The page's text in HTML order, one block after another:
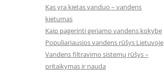
Kas yra kietas vanduo – vandens
kietumas
Kaip pagerinti geriamo vandens kokybę
Populiariausios vandens rūšys Lietuvoje
Vandens filtravimo sistemų rūšys –
pritaikymas ir nauda